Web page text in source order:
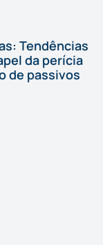
Tendências
da perícia
de passivos